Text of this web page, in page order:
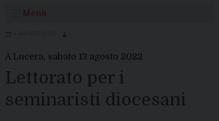
Menu
A Lucera, sabato 13 agosto 2022
Lettorato per i
seminaristi diocesani